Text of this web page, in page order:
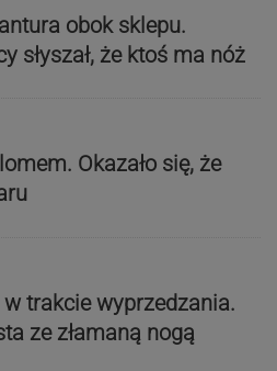
obok sklepu.
słyszał, że ktoś ma nóż
Okazało się, że
trakcie wyprzedzania.
ze złamaną nogą